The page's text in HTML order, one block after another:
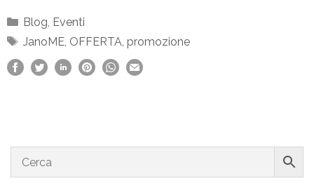
Categorie
Blog, Eventi
Tag
JanoME, OFFERTA, promozione